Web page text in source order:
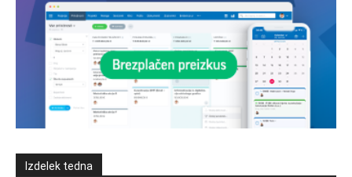
Izdelek tedna